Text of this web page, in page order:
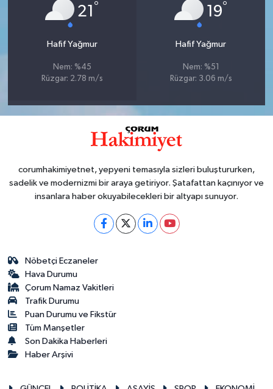
21 °
Hafif Yağmur
Nem: %45
Rüzgar: 2.78 m/s
19°
Hafif Yağmur
Nem: %51
Rüzgar: 3.06 m/s
corumhakimiyetnet, yepyeni temasıyla sizleri buluştururken,
sadelik ve modernizmi bir araya getiriyor. Şatafattan kaçınıyor ve
insanlara haber okuyabilecekleri bir altyapı sunuyor.
Nöbetçi Eczaneler
Hava Durumu
Çorum Namaz Vakitleri
Trafik Durumu
Puan Durumu ve Fikstür
Tüm Manşetler
Son Dakika Haberleri
Haber Arşivi